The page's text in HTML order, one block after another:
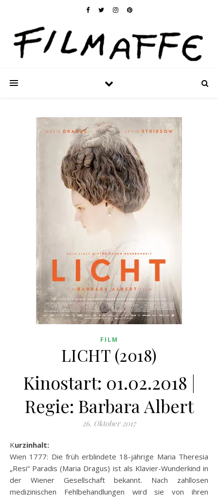
FILM
LICHT (2018)
Kinostart: 01.02.2018 |
Regie: Barbara Albert
26. Oktober 2017
Kurzinhalt:
Wien 1777: Die früh erblindete 18-jährige Maria Theresia
„Resi“ Paradis (Maria Dragus) ist als Klavier-Wunderkind in
der Wiener Gesellschaft bekannt. Nach zahllosen
medizinischen Fehlbehandlungen wird sie von ihren